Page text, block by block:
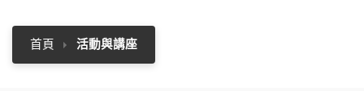
首頁 活動與講座